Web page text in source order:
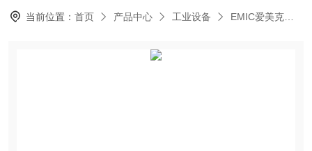
当前位置：首页 产品中心 工业设备 EMIC爱美克